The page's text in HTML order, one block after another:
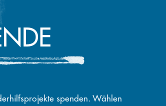
spenden. Wählen